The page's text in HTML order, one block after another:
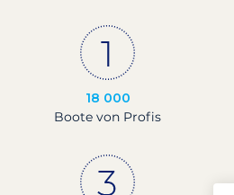
18 000
Boote von Profis